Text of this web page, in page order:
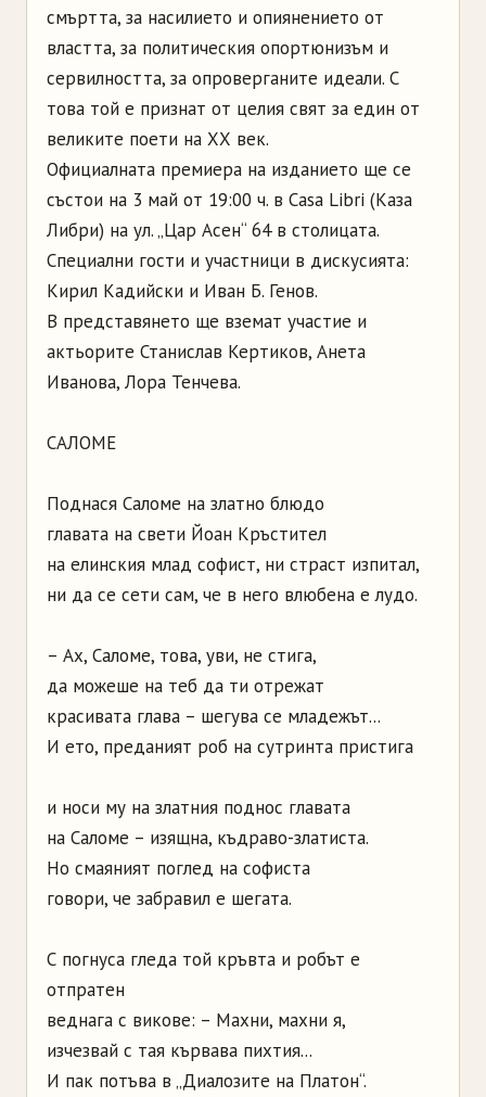
смъртта, за насилието и опиянението от
властта, за политическия опортюнизъм и
сервилността, за опроверганите идеали. С
това той е признат от целия свят за един от
великите поети на ХХ век.
Официалната премиера на изданието ще се
състои на 3 май от 19:00 ч. в Casa Libri (Каза
Либри) на ул. „Цар Асен“ 64 в столицата.
Специални гости и участници в дискусията:
Кирил Кадийски и Иван Б. Генов.
В представянето ще вземат участие и
актьорите Станислав Кертиков, Анета
Иванова, Лора Тенчева.
САЛОМЕ
Поднася Саломе на златно блюдо
главата на свети Йоан Кръстител
на елинския млад софист, ни страст изпитал,
ни да се сети сам, че в него влюбена е лудо.
– Ах, Саломе, това, уви, не стига,
да можеше на теб да ти отрежат
красивата глава – шегува се младежът...
И ето, преданият роб на сутринта пристига
и носи му на златния поднос главата
на Саломе – изящна, къдраво-златиста.
Но смаяният поглед на софиста
говори, че забравил е шегата.
С погнуса гледа той кръвта и робът е
отпратен
веднага с викове: – Махни, махни я,
изчезвай с тая кървава пихтия...
И пак потъва в „Диалозите на Платон“.